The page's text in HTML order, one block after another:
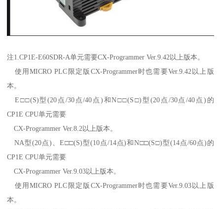
注1.CP1E-E60SDR-A单元需要CX-Programmer Ver.9.42以上版本。
使用MICRO PLC限定版CX-Programmer时也需要Ver.9.42以上版
本。
E□□(S)型(20点/30点/40点)和N□□(S□)型(20点/30点/40点)的
CP1E CPU单元需要
CX-Programmer Ver.8.2以上版本。
NA型(20点)、E□□(S)型(10点/14点)和N□□(S□)型(14点/60点)的
CP1E CPU单元需要
CX-Programmer Ver.9.03以上版本。
使用MICRO PLC限定版CX-Programmer时也需要Ver.9.03以上版
本。